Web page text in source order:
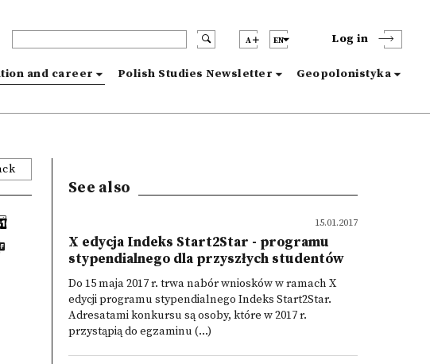
A EN Log in
and career Polish Studies Newsletter Geopolonistyka
See also
15.01.2017
X edycja Indeks Start2Star - programu
stypendialnego dla przyszłych studentów
Do 15 maja 2017 r. trwa nabór wniosków w ramach X
edycji programu stypendialnego Indeks Start2Star.
Adresatami konkursu są osoby, które w 2017 r.
przystąpią do egzaminu (...)